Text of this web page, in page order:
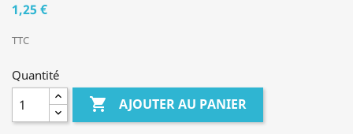
1,25 €
TTC
Quantité
 AJOUTER AU PANIER